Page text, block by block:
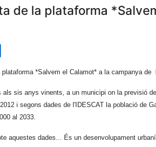
de la plataforma
plataforma *Salvem el Calamot* a la campanya
als sis anys vinents, a un municipi on la previsió
i segons dades de l'IDESCAT la població de
al 2033.
aquestes dades... És un desenvolupament